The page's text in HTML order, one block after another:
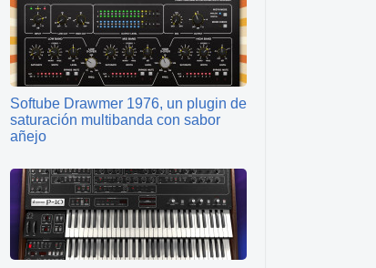
Softube Drawmer 1976, un plugin de
saturación multibanda con sabor
añejo